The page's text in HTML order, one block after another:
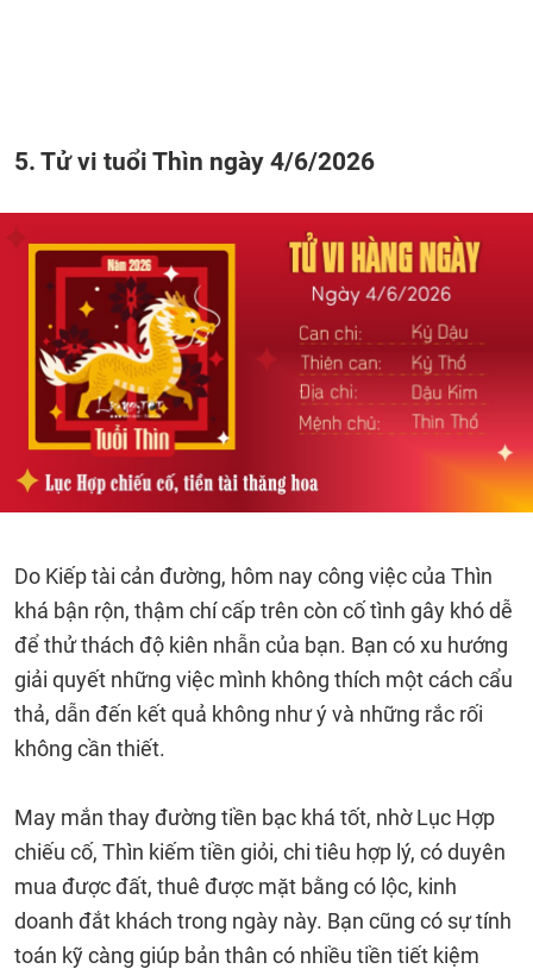
5. Tử vi tuổi Thìn ngày 4/6/2026
Do Kiếp tài cản đường, hôm nay công việc của Thìn
khá bận rộn, thậm chí cấp trên còn cố tình gây khó dễ
để thử thách độ kiên nhẫn của bạn. Bạn có xu hướng
giải quyết những việc mình không thích một cách cẩu
thả, dẫn đến kết quả không như ý và những rắc rối
không cần thiết.
May mắn thay đường tiền bạc khá tốt, nhờ Lục Hợp
chiếu cố, Thìn kiếm tiền giỏi, chi tiêu hợp lý, có duyên
mua được đất, thuê được mặt bằng có lộc, kinh
doanh đắt khách trong ngày này. Bạn cũng có sự tính
toán kỹ càng giúp bản thân có nhiều tiền tiết kiệm